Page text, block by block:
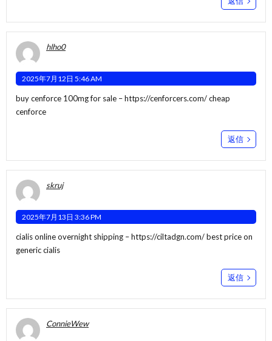
hlho0
2025年7月12日 5:46 AM
buy cenforce 100mg for sale –https://cenforcers.com/cheap
cenforce
返信
skruj
2025年7月13日 3:36 PM
cialis online overnight shipping –https://ciltadgn.com/best price on
generic cialis
返信
ConnieWew